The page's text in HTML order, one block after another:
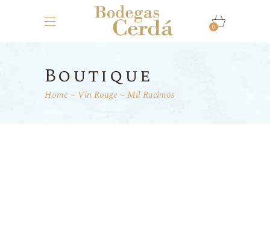
0
Boutique
Home Vin Rouge Mil Racimos